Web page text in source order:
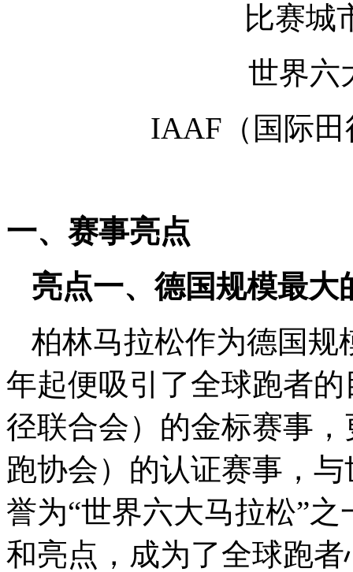
比赛城
世界六
IAAF（国际
一、赛事亮点
亮点一、德国规模最大
柏林马拉松作为德国规
年起便吸引了全球跑者
径联合会）的金标赛事
跑协会）的认证赛事，
誉为“世界六大马拉松”
和亮点，成为了全球跑